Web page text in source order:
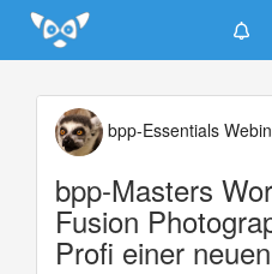
Update cookies preferences
bpp-Essentials
bpp-Masters
Fusion
Profi einer